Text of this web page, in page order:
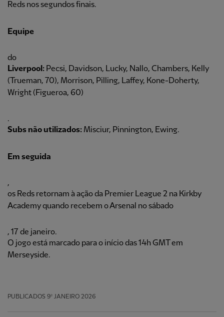
Reds nos segundos finais.
Equipe
do
Liverpool: Pecsi, Davidson, Lucky, Nallo, Chambers, Kelly
(Trueman, 70), Morrison, Pilling, Laffey, Kone-Doherty,
Wright (Figueroa, 60)
.
Subs não utilizados: Misciur, Pinnington, Ewing.
Em seguida
,
os Reds retornam à ação da Premier League 2 na Kirkby
Academy quando recebem o Arsenal no sábado
, 17 de janeiro.
O jogo está marcado para o início das 14h GMT em
Merseyside.
PUBLICADOS 9º JANEIRO 2026